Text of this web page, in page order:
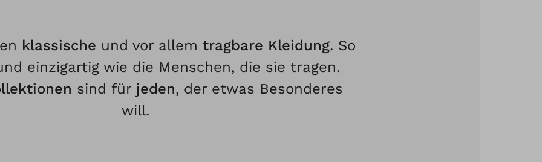
klassische und vor allem tragbare Kleidung. So
einzigartig wie die Menschen, die sie tragen.
sind für jeden, der etwas Besonderes
will.